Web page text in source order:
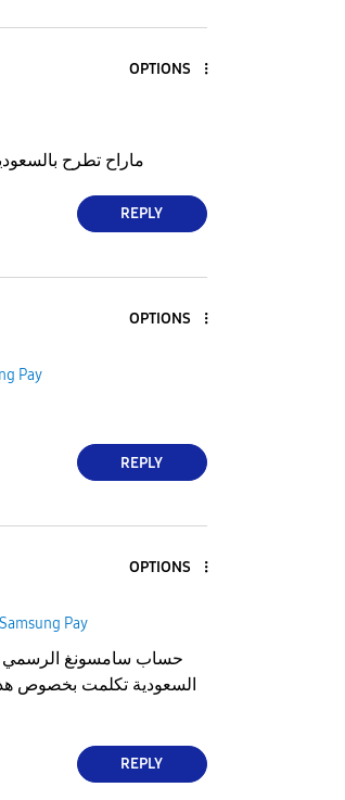
OPTIONS
ماراح تطرح
REPLY
OPTIONS
Pay
REPLY
OPTIONS
Samsung Pay
حساب سامسونغ الرسمي
السعودية تكلمت بخصوص
REPLY